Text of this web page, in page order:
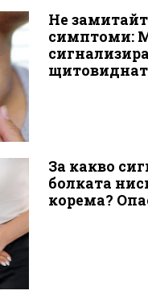
Не
симптоми:
За какво
болката
корема?